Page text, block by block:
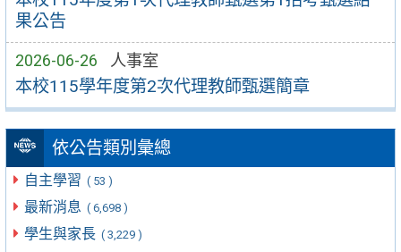
果公告
2026-06-26 人事室
本校115學年度第2次代理教師甄選簡章
依公告類別彙總
自主學習 ( 53 )
最新消息 ( 6,698 )
學生與家長 ( 3,229 )